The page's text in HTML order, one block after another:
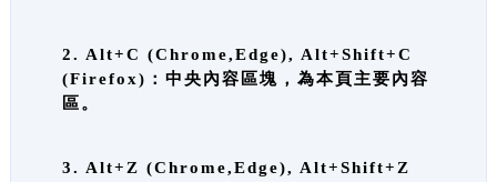
2. Alt+C (Chrome,Edge), Alt+Shift+C
(Firefox)：中央內容區塊，為本頁主要內容
區。
3. Alt+Z (Chrome,Edge), Alt+Shift+Z